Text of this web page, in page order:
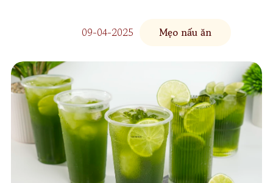
09-04-2025 Mẹo nấu ăn